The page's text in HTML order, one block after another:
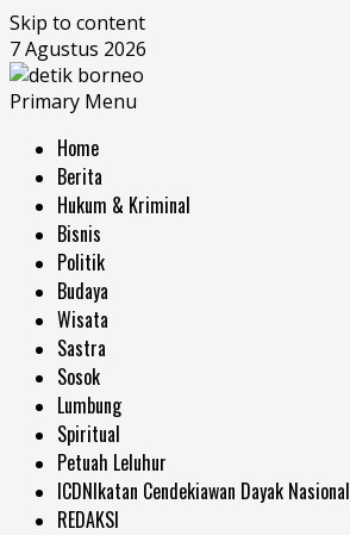
Skip to content
7 Agustus 2026
Primary Menu
Home
Berita
Hukum & Kriminal
Bisnis
Politik
Budaya
Wisata
Sastra
Sosok
Lumbung
Spiritual
Petuah Leluhur
ICDNIkatan Cendekiawan Dayak Nasional
REDAKSI